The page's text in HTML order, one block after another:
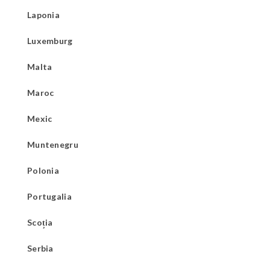
Laponia
Luxemburg
Malta
Maroc
Mexic
Muntenegru
Polonia
Portugalia
Scoția
Serbia